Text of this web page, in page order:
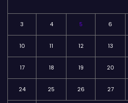
3 4 5 6
10 11 12 13
17 18 19 20
24 25 26 27